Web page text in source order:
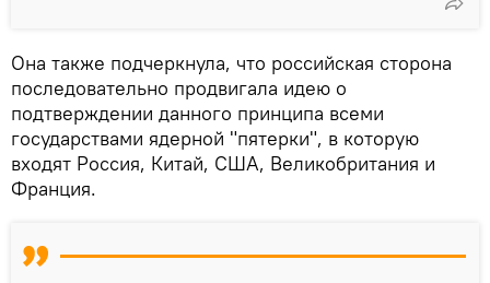
Она также подчеркнула, что российская сторона
последовательно продвигала идею о
подтверждении данного принципа всеми
государствами ядерной "пятерки", в которую
входят Россия, Китай, США, Великобритания и
Франция.